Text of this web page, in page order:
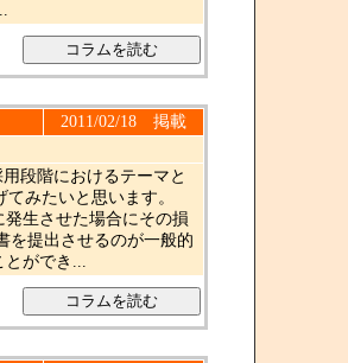
2011/02/18 掲載
段階におけるテーマと
てみたいと思います。
生させた場合にその損
を提出させるのが一般的
ができ...